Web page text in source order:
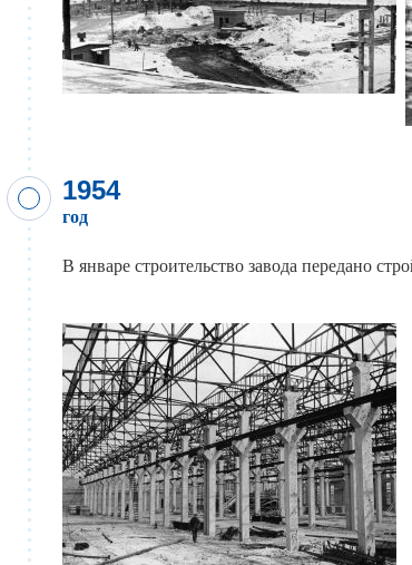
1954
год
В январе строительство завода передано